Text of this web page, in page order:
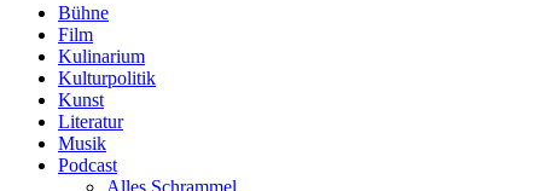
Bühne
Film
Kulinarium
Kulturpolitik
Kunst
Literatur
Musik
Podcast
Alles Schrammel